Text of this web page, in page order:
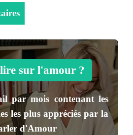
sur l'amour ?
par mois contenant les
les plus appréciés par la
d'Amour